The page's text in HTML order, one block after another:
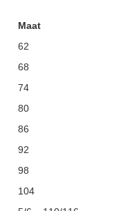
Maat
62
68
74
80
86
92
98
104